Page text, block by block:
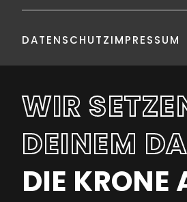
DATENSCHUTZIMPRESSUM
WIR
DEINEM
DIE KRONE